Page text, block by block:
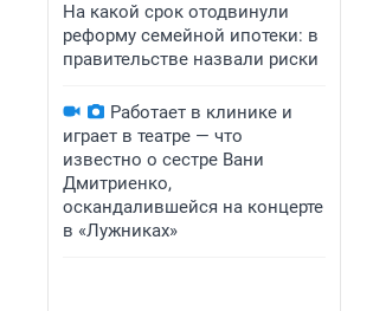
На какой срок отодвинули
реформу семейной ипотеки: в
правительстве назвали риски
Работает в клинике и
играет в театре — что
известно о сестре Вани
Дмитриенко,
оскандалившейся на концерте
в «Лужниках»